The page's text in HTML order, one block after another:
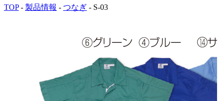
TOP- 製品情報 - つなぎ - S-03